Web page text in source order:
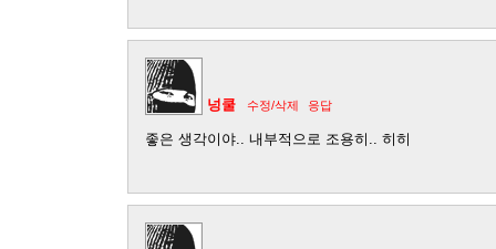
넝쿨 수정/삭제 응답
좋은 생각이야.. 내부적으로 조용히.. 히히